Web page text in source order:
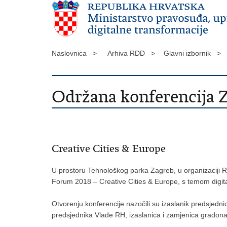
Naslovnica > Arhiva RDD > Glavni izbornik >
Održana konferencija
Creative Cities & Europe
U prostoru Tehnološkog parka Zagreb, u organizaciji
Forum 2018 – Creative Cities & Europe, s temom
Otvorenju konferencije nazočili su izaslanik
predsjednika Vlade RH, izaslanica i zamjenica